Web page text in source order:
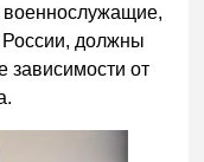
военнослужащие,
должны
зависимости от